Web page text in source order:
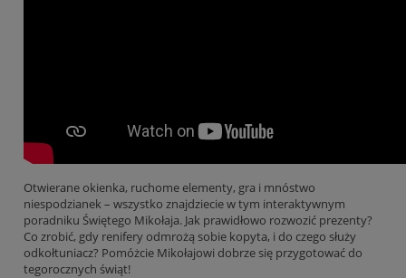
Otwierane okienka, ruchome elementy, gra i mnóstwo
niespodzianek – wszystko znajdziecie w tym interaktywnym
poradniku Świętego Mikołaja. Jak prawidłowo rozwozić prezenty?
Co zrobić, gdy renifery odmrożą sobie kopyta, i do czego służy
odkołtuniacz? Pomóżcie Mikołajowi dobrze się przygotować do
tegorocznych świąt!